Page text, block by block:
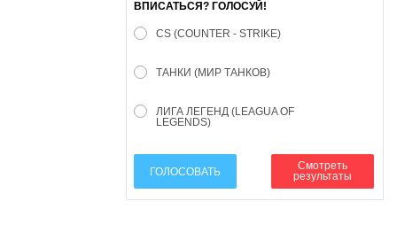
ВПИСАТЬСЯ? ГОЛОСУЙ!
CS (COUNTER - STRIKE)
ТАНКИ (МИР ТАНКОВ)
ЛИГА ЛЕГЕНД (LEAGUA OF
LEGENDS)
ГОЛОСОВАТЬ
Смотреть
результаты